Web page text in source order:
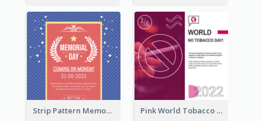
Strip Pattern Memorial Day Instagram Post Pink World Tobacco Day Instagram Post